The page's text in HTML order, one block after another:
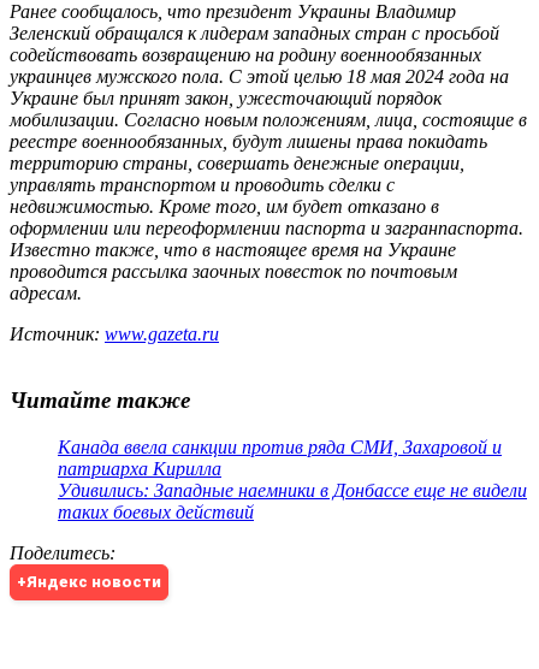
Ранее сообщалось, что президент Украины Владимир
Зеленский обращался к лидерам западных стран с просьбой
содействовать возвращению на родину военнообязанных
украинцев мужского пола. С этой целью 18 мая 2024 года на
Украине был принят закон, ужесточающий порядок
мобилизации. Согласно новым положениям, лица, состоящие в
реестре военнообязанных, будут лишены права покидать
территорию страны, совершать денежные операции,
управлять транспортом и проводить сделки с
недвижимостью. Кроме того, им будет отказано в
оформлении или переоформлении паспорта и загранпаспорта.
Известно также, что в настоящее время на Украине
проводится рассылка заочных повесток по почтовым
адресам.
Источник: www.gazeta.ru
Читайте также
Канада ввела санкции против ряда СМИ, Захаровой и
патриарха Кирилла
Удивились: Западные наемники в Донбассе еще не видели
таких боевых действий
Поделитесь:
+Яндекс новости